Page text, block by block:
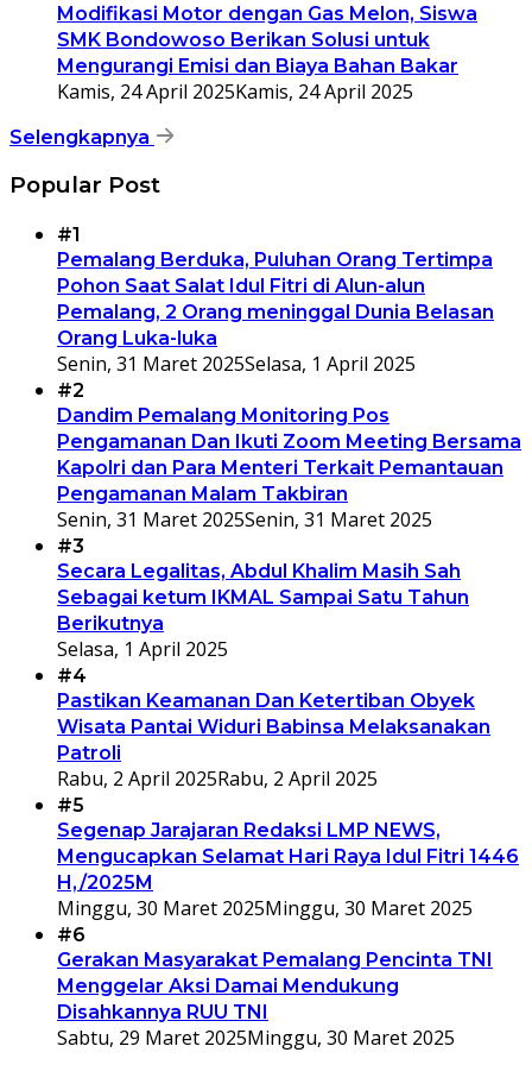
Modifikasi Motor dengan Gas Melon, Siswa
SMK Bondowoso Berikan Solusi untuk
Mengurangi Emisi dan Biaya Bahan Bakar
Kamis, 24 April 2025Kamis, 24 April 2025
Selengkapnya
Popular Post
#1
Pemalang Berduka, Puluhan Orang Tertimpa
Pohon Saat Salat Idul Fitri di Alun-alun
Pemalang, 2 Orang meninggal Dunia Belasan
Orang Luka-luka
Senin, 31 Maret 2025Selasa, 1 April 2025
#2
Dandim Pemalang Monitoring Pos
Pengamanan Dan Ikuti Zoom Meeting Bersama
Kapolri dan Para Menteri Terkait Pemantauan
Pengamanan Malam Takbiran
Senin, 31 Maret 2025Senin, 31 Maret 2025
#3
Secara Legalitas, Abdul Khalim Masih Sah
Sebagai ketum IKMAL Sampai Satu Tahun
Berikutnya
Selasa, 1 April 2025
#4
Pastikan Keamanan Dan Ketertiban Obyek
Wisata Pantai Widuri Babinsa Melaksanakan
Patroli
Rabu, 2 April 2025Rabu, 2 April 2025
#5
Segenap Jarajaran Redaksi LMP NEWS,
Mengucapkan Selamat Hari Raya Idul Fitri 1446
H,/2025M
Minggu, 30 Maret 2025Minggu, 30 Maret 2025
#6
Gerakan Masyarakat Pemalang Pencinta TNI
Menggelar Aksi Damai Mendukung
Disahkannya RUU TNI
Sabtu, 29 Maret 2025Minggu, 30 Maret 2025